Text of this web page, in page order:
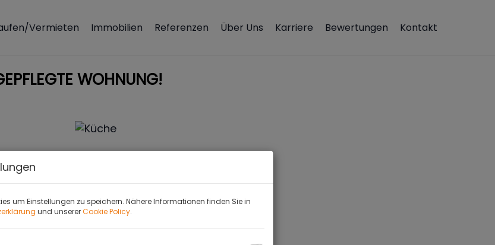
Vermieten Immobilien Referenzen Über Uns Karriere Bewertungen Kontakt
WOHNUNG!
um Einstellungen zu speichern. Nähere Informationen finden Sie in
und unsererCookie Policy.